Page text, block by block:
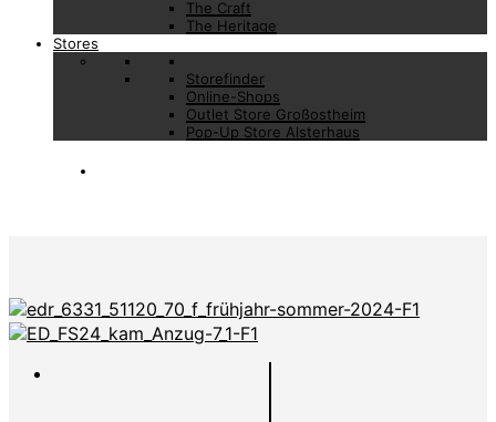
The Craft
The Heritage
Stores
Storefinder
Online-Shops
Outlet Store Großostheim
Pop-Up Store Alsterhaus